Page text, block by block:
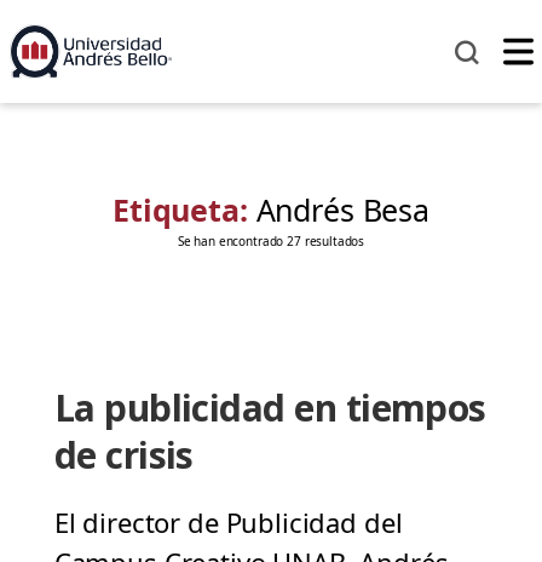
Etiqueta: Andrés Besa
Se han encontrado 27 resultados
La publicidad en tiempos
de crisis
El director de Publicidad del